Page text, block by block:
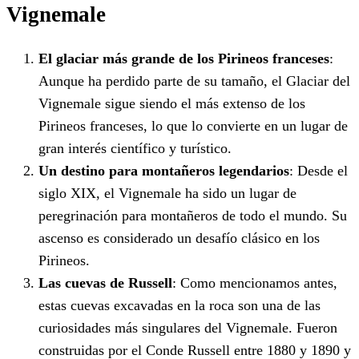
Vignemale
El glaciar más grande de los Pirineos franceses:
Aunque ha perdido parte de su tamaño, el Glaciar del
Vignemale sigue siendo el más extenso de los
Pirineos franceses, lo que lo convierte en un lugar de
gran interés científico y turístico.
Un destino para montañeros legendarios: Desde el
siglo XIX, el Vignemale ha sido un lugar de
peregrinación para montañeros de todo el mundo. Su
ascenso es considerado un desafío clásico en los
Pirineos.
Las cuevas de Russell: Como mencionamos antes,
estas cuevas excavadas en la roca son una de las
curiosidades más singulares del Vignemale. Fueron
construidas por el Conde Russell entre 1880 y 1890 y